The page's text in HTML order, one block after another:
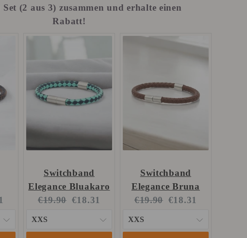
Set (2 aus 3) zusammen und erhalte einen
Rabatt!
Switchband
Elegance Bluakaro
Original
€19.90 Current
€18.31
Switchband
Elegance Bruna
Original
€19.90 Current
€18.31